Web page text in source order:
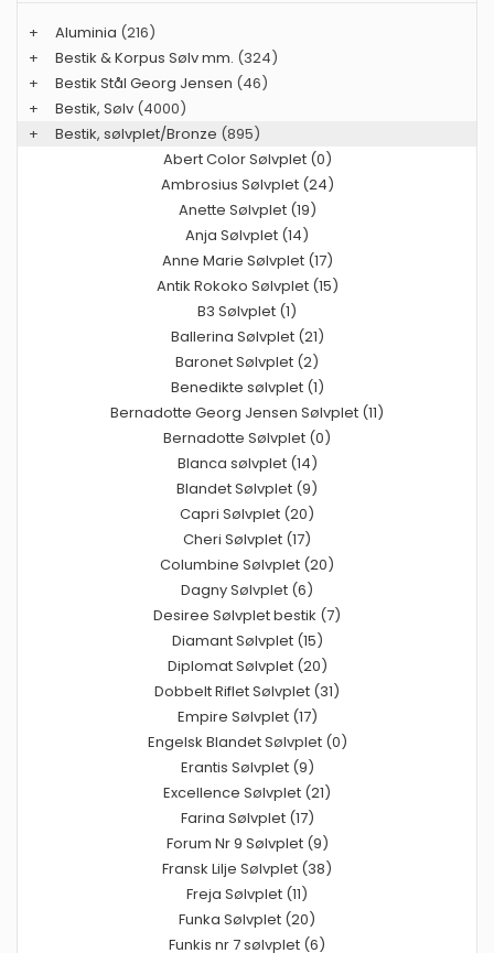
+ Aluminia (216)
+
Bestik & Korpus Sølv mm. (324)
+
Bestik Stål Georg Jensen (46)
+
Bestik, Sølv (4000)
+
Bestik, sølvplet/Bronze (895)
Abert Color Sølvplet (0)
Ambrosius Sølvplet (24)
Anette Sølvplet (19)
Anja Sølvplet (14)
Anne Marie Sølvplet (17)
Antik Rokoko Sølvplet (15)
B3 Sølvplet (1)
Ballerina Sølvplet (21)
Baronet Sølvplet (2)
Benedikte sølvplet (1)
Bernadotte Georg Jensen Sølvplet (11)
Bernadotte Sølvplet (0)
Blanca sølvplet (14)
Blandet Sølvplet (9)
Capri Sølvplet (20)
Cheri Sølvplet (17)
Columbine Sølvplet (20)
Dagny Sølvplet (6)
Desiree Sølvplet bestik (7)
Diamant Sølvplet (15)
Diplomat Sølvplet (20)
Dobbelt Riflet Sølvplet (31)
Empire Sølvplet (17)
Engelsk Blandet Sølvplet (0)
Erantis Sølvplet (9)
Excellence Sølvplet (21)
Farina Sølvplet (17)
Forum Nr 9 Sølvplet (9)
Fransk Lilje Sølvplet (38)
Freja Sølvplet (11)
Funka Sølvplet (20)
Funkis nr 7 sølvplet (6)